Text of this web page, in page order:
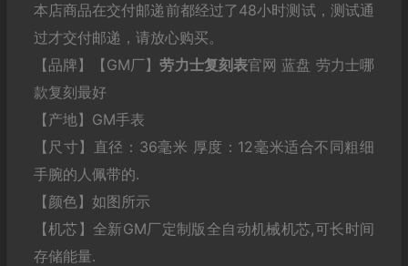
本店商品在交付邮递前都经过了48小时测试，测试通
过才交付邮递，请放心购买。
【品牌】【GM厂】劳力士复刻表官网 蓝盘 劳力士哪
款复刻最好
【产地】GM手表
【尺寸】直径：36毫米 厚度：12毫米适合不同粗细
手腕的人佩带的.
【颜色】如图所示
【机芯】全新GM厂定制版全自动机械机芯,可长时间
存储能量.